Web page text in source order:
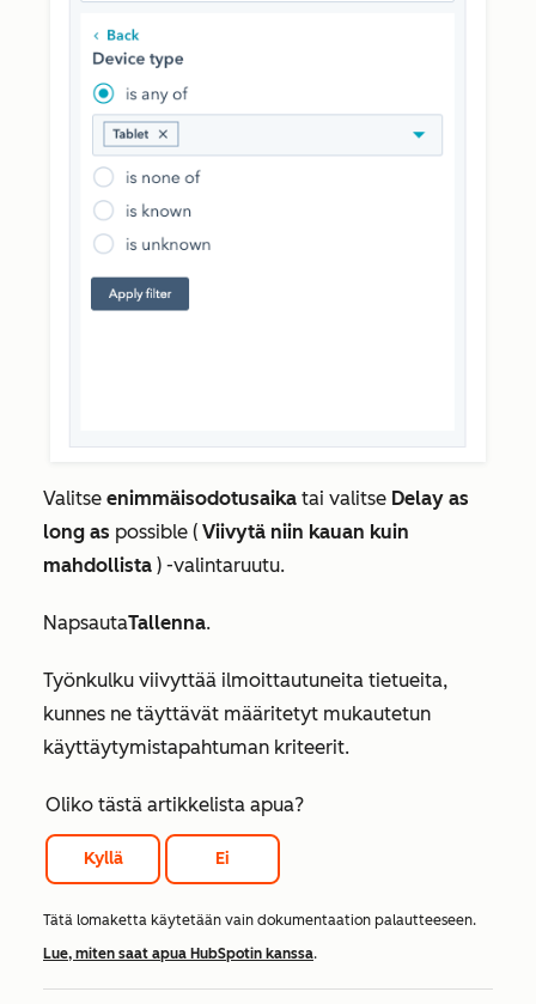
Valitse enimmäisodotusaika tai valitse Delay as
long as possible ( Viivytä niin kauan kuin
mahdollista ) -valintaruutu.
NapsautaTallenna.
Työnkulku viivyttää ilmoittautuneita tietueita,
kunnes ne täyttävät määritetyt mukautetun
käyttäytymistapahtuman kriteerit.
Oliko tästä artikkelista apua?
Kyllä Ei
Tätä lomaketta käytetään vain dokumentaation palautteeseen.
Lue, miten saat apua HubSpotin kanssa.